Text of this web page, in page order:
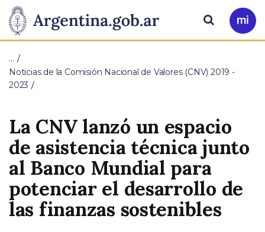
Presidencia
de
la
Pasar al contenido principal
Ir
a
Buscar
…
Noticias de la Comisión Nacional de Valores (CNV) 2019 -
2023
La CNV lanzó un espacio
de asistencia técnica junto
al Banco Mundial para
potenciar el desarrollo de
las finanzas sostenibles